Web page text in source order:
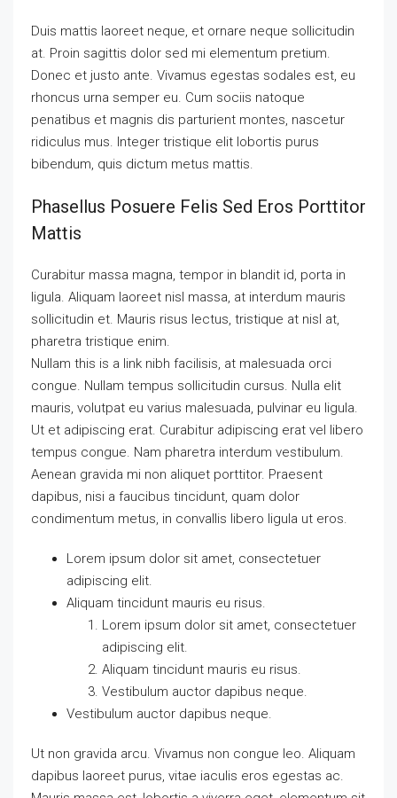
Duis mattis laoreet neque, et ornare neque sollicitudin
at. Proin sagittis dolor sed mi elementum pretium.
Donec et justo ante. Vivamus egestas sodales est, eu
rhoncus urna semper eu. Cum sociis natoque
penatibus et magnis dis parturient montes, nascetur
ridiculus mus. Integer tristique elit lobortis purus
bibendum, quis dictum metus mattis.
Phasellus Posuere Felis Sed Eros Porttitor
Mattis
Curabitur massa magna, tempor in blandit id, porta in
ligula. Aliquam laoreet nisl massa, at interdum mauris
sollicitudin et. Mauris risus lectus, tristique at nisl at,
pharetra tristique enim.
Nullam this is a link nibh facilisis, at malesuada orci
congue. Nullam tempus sollicitudin cursus. Nulla elit
mauris, volutpat eu varius malesuada, pulvinar eu ligula.
Ut et adipiscing erat. Curabitur adipiscing erat vel libero
tempus congue. Nam pharetra interdum vestibulum.
Aenean gravida mi non aliquet porttitor. Praesent
dapibus, nisi a faucibus tincidunt, quam dolor
condimentum metus, in convallis libero ligula ut eros.
Lorem ipsum dolor sit amet, consectetuer
adipiscing elit.
Aliquam tincidunt mauris eu risus.
Lorem ipsum dolor sit amet, consectetuer
adipiscing elit.
Aliquam tincidunt mauris eu risus.
Vestibulum auctor dapibus neque.
Vestibulum auctor dapibus neque.
Ut non gravida arcu. Vivamus non congue leo. Aliquam
dapibus laoreet purus, vitae iaculis eros egestas ac.